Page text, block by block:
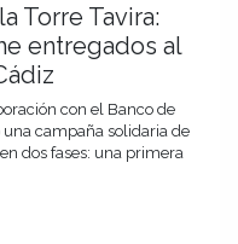
Torre Tavira:
entregados al
con el Banco de
campaña solidaria de
dos fases: una primera